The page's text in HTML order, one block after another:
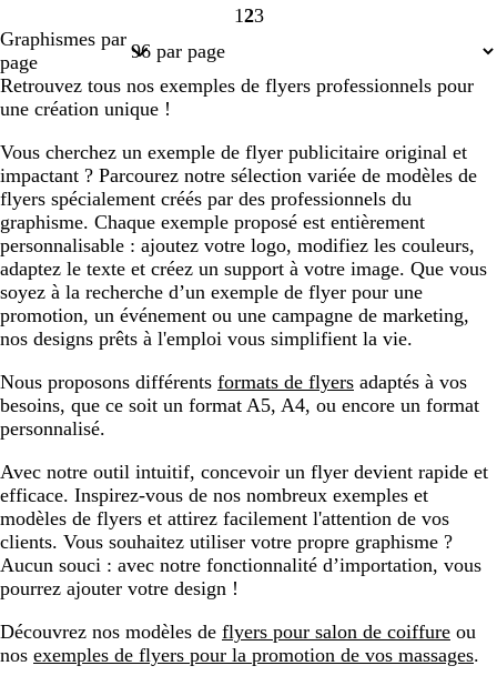
Page
1Page
2Page
3
Graphismes par
page
Retrouvez tous nos exemples de flyers professionnels pour
une création unique !
Vous cherchez un exemple de flyer publicitaire original et
impactant ? Parcourez notre sélection variée de modèles de
flyers spécialement créés par des professionnels du
graphisme. Chaque exemple proposé est entièrement
personnalisable : ajoutez votre logo, modifiez les couleurs,
adaptez le texte et créez un support à votre image. Que vous
soyez à la recherche d’un exemple de flyer pour une
promotion, un événement ou une campagne de marketing,
nos designs prêts à l'emploi vous simplifient la vie.
Nous proposons différents formats de flyers adaptés à vos
besoins, que ce soit un format A5, A4, ou encore un format
personnalisé.
Avec notre outil intuitif, concevoir un flyer devient rapide et
efficace. Inspirez-vous de nos nombreux exemples et
modèles de flyers et attirez facilement l'attention de vos
clients. Vous souhaitez utiliser votre propre graphisme ?
Aucun souci : avec notre fonctionnalité d’importation, vous
pourrez ajouter votre design !
Découvrez nos modèles de flyers pour salon de coiffure ou
nos exemples de flyers pour la promotion de vos massages.